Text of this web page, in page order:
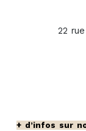
22
+ d’infos sur